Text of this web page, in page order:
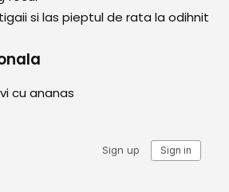
si las pieptul de rata la odihnit
cu ananas